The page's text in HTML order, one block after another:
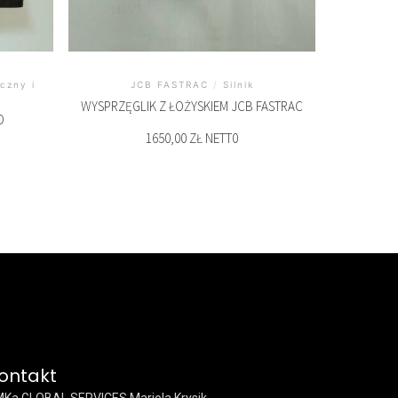
i JCB FASTRAC / Silnik
WYSPRZĘGLIK Z ŁOŻYSKIEM JCB FASTRAC
1650,00 ZŁ NETT0